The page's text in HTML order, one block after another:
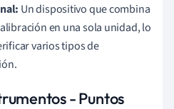
Un dispositivo que combina
en una sola unidad, lo
varios tipos de
- Puntos